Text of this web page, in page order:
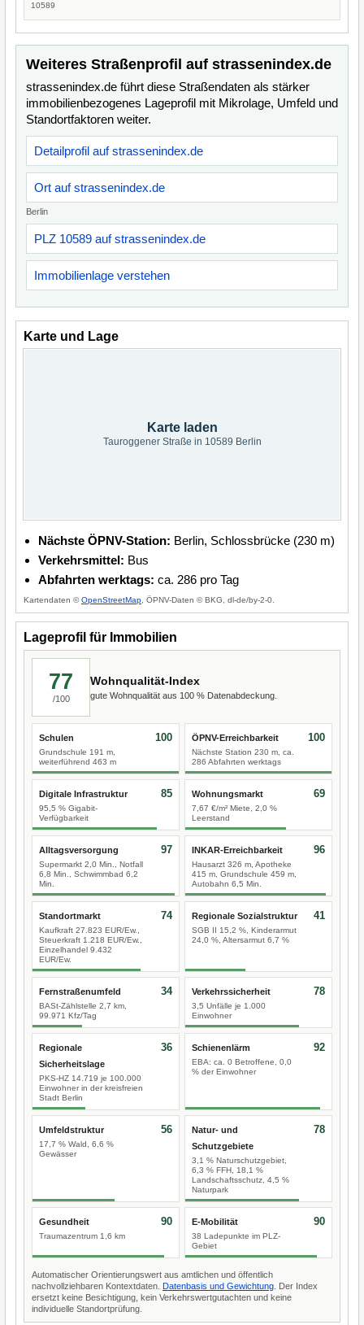
10589
Weiteres Straßenprofil auf strassenindex.de
strassenindex.de führt diese Straßendaten als stärker
immobilienbezogenes Lageprofil mit Mikrolage, Umfeld und
Standortfaktoren weiter.
Detailprofil auf strassenindex.de
Ort auf strassenindex.de
Berlin
PLZ 10589 auf strassenindex.de
Immobilienlage verstehen
Karte und Lage
Karte laden
Tauroggener Straße in 10589 Berlin
Nächste ÖPNV-Station: Berlin, Schlossbrücke (230 m)
Verkehrsmittel: Bus
Abfahrten werktags: ca. 286 pro Tag
Kartendaten ©OpenStreetMap , ÖPNV-Daten © BKG, dl-de/by-2-0.
Lageprofil für Immobilien
77
/100
Wohnqualität-Index
gute Wohnqualität aus 100 % Datenabdeckung.
Schulen
Grundschule 191 m,
weiterführend 463 m
100 ÖPNV-Erreichbarkeit
Nächste Station 230 m, ca.
286 Abfahrten werktags
100
Digitale Infrastruktur
95,5 % Gigabit-
Verfügbarkeit
85 Wohnungsmarkt
7,67 €/m² Miete, 2,0 %
Leerstand
69
Alltagsversorgung
Supermarkt 2,0 Min., Notfall
6,8 Min., Schwimmbad 6,2
Min.
97 INKAR-Erreichbarkeit
Hausarzt 326 m, Apotheke
415 m, Grundschule 459 m,
Autobahn 6,5 Min.
96
Standortmarkt
Kaufkraft 27.823 EUR/Ew.,
Steuerkraft 1.218 EUR/Ew.,
Einzelhandel 9.432
EUR/Ew.
74 Regionale Sozialstruktur
SGB II 15,2 %, Kinderarmut
24,0 %, Altersarmut 6,7 %
41
Fernstraßenumfeld
BASt-Zählstelle 2,7 km,
99.971 Kfz/Tag
34 Verkehrssicherheit
3,5 Unfälle je 1.000
Einwohner
78
Regionale
Sicherheitslage
PKS-HZ 14.719 je 100.000
Einwohner in der kreisfreien
Stadt Berlin
36 Schienenlärm
EBA: ca. 0 Betroffene, 0,0
% der Einwohner
92
Umfeldstruktur
17,7 % Wald, 6,6 %
Gewässer
56
Natur- und
Schutzgebiete
3,1 % Naturschutzgebiet,
6,3 % FFH, 18,1 %
Landschaftsschutz, 4,5 %
Naturpark
78
Gesundheit
Traumazentrum 1,6 km
90 E-Mobilität
38 Ladepunkte im PLZ-
Gebiet
90
Automatischer Orientierungswert aus amtlichen und öffentlich
nachvollziehbaren Kontextdaten. Datenbasis und Gewichtung . Der Index
ersetzt keine Besichtigung, kein Verkehrswertgutachten und keine
individuelle Standortprüfung.